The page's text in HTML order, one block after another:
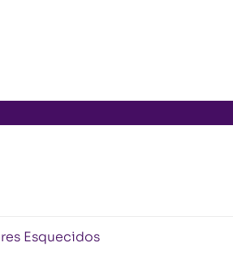
Esquecidos